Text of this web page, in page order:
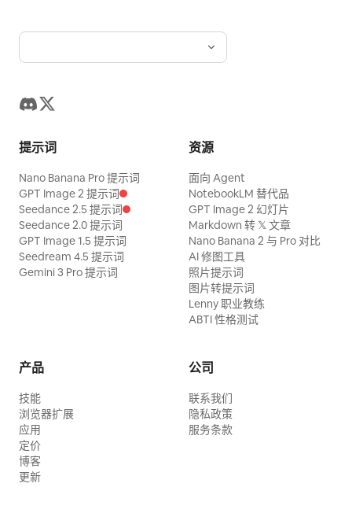
提示词
Nano Banana Pro 提示词
GPT Image 2 提示词
Seedance 2.5 提示词
Seedance 2.0 提示词
GPT Image 1.5 提示词
Seedream 4.5 提示词
Gemini 3 Pro 提示词
资源
面向 Agent
NotebookLM 替代品
GPT Image 2 幻灯片
Markdown 转 𝕏 文章
Nano Banana 2 与 Pro 对比
AI 修图工具
照片提示词
图片转提示词
Lenny 职业教练
ABTI 性格测试
产品
技能
浏览器扩展
应用
定价
博客
更新
公司
联系我们
隐私政策
服务条款